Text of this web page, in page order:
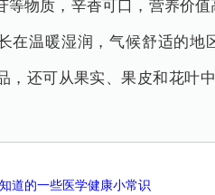
物质，辛香可口，营养价值
在温暖湿润，气候舒适的
，还可从果实、果皮和花叶
道的一些医学健康小常识